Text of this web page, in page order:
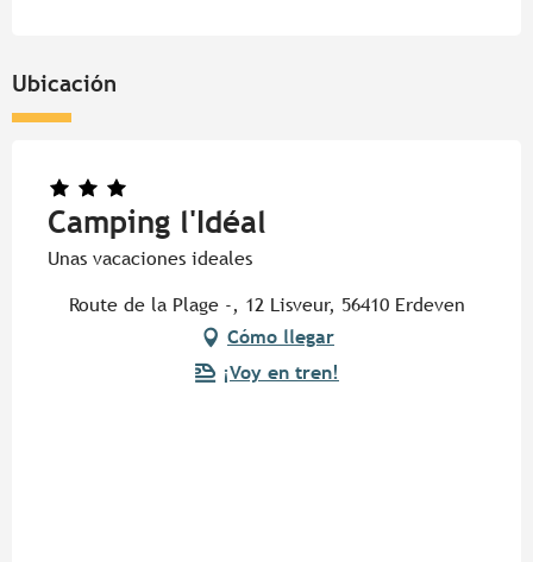
Ubicación
Camping l'Idéal
Unas vacaciones ideales
Route de la Plage -, 12 Lisveur, 56410 Erdeven
Cómo llegar
¡Voy en tren!